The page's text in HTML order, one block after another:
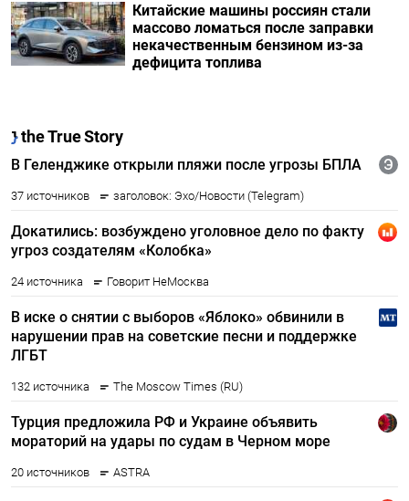
Китайские машины россиян стали
массово ломаться после заправки
некачественным бензином из-за
дефицита топлива